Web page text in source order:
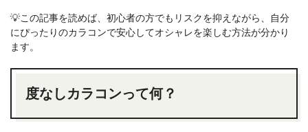
💡この記事を読めば、初心者の方でもリスクを抑えながら、自分
にぴったりのカラコンで安心してオシャレを楽しむ方法が分かり
ます。
度なしカラコンって何？